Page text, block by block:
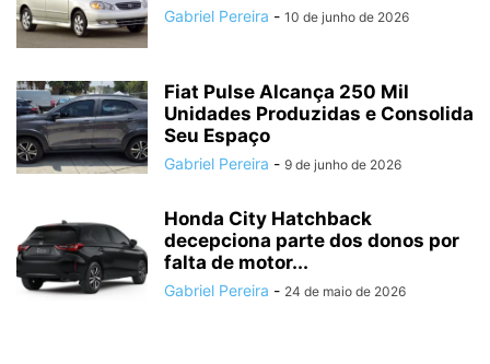
Gabriel Pereira - 10 de junho de 2026
Fiat Pulse Alcança 250 Mil
Unidades Produzidas e Consolida
Seu Espaço
Gabriel Pereira - 9 de junho de 2026
Honda City Hatchback
decepciona parte dos donos por
falta de motor...
Gabriel Pereira - 24 de maio de 2026